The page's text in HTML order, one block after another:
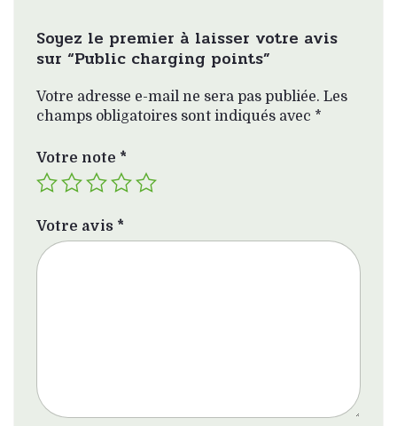
Soyez le premier à laisser votre avis
sur “Public charging points”
Votre adresse e-mail ne sera pas publiée. Les
champs obligatoires sont indiqués avec *
Votre note *
Votre avis *